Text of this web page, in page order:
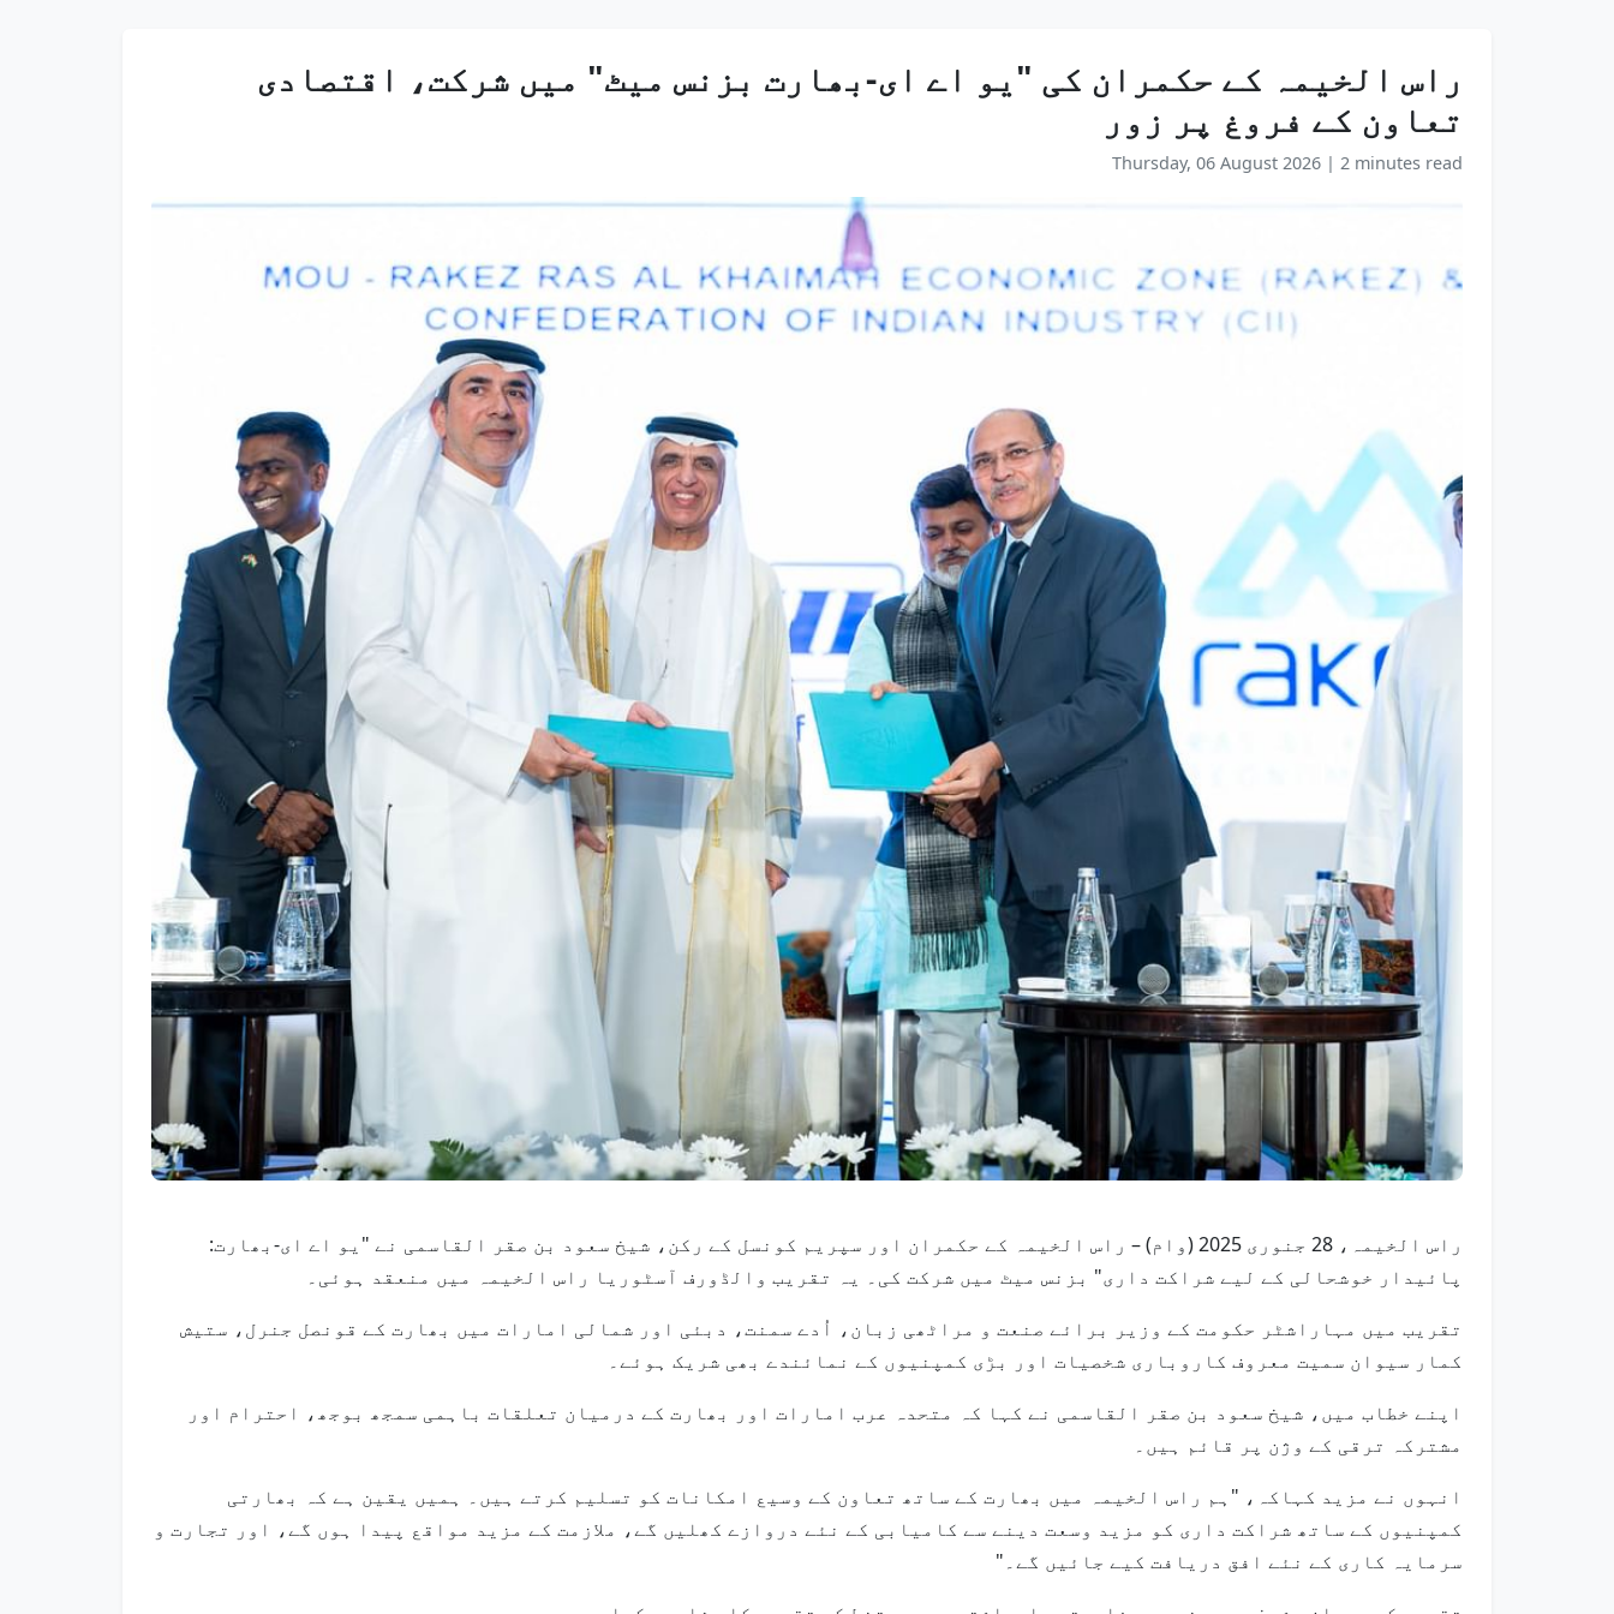
راس الخیمہ کے حکمران کی "یو اے ای-بھارت بزنس میٹ" میں شرکت، اقتصادی
تعاون کے فروغ پر زور
Thursday, 06 August 2026 | 2 minutes read
راس الخیمہ، 28 جنوری 2025 (وام) – راس الخیمہ کے حکمران اور سپریم کونسل کے رکن، شیخ سعود بن صقر القاسمی نے "یو اے ای-بھارت:
پائیدار خوشحالی کے لیے شراکت داری" بزنس میٹ میں شرکت کی۔ یہ تقریب والڈورف آسٹوریا راس الخیمہ میں منعقد ہوئی۔
تقریب میں مہاراشٹر حکومت کے وزیر برائے صنعت و مراٹھی زبان، اُدے سمنت، دبئی اور شمالی امارات میں بھارت کے قونصل جنرل، ستیش
کمار سیوان سمیت معروف کاروباری شخصیات اور بڑی کمپنیوں کے نمائندے بھی شریک ہوئے۔
اپنے خطاب میں، شیخ سعود بن صقر القاسمی نے کہا کہ متحدہ عرب امارات اور بھارت کے درمیان تعلقات باہمی سمجھ بوجھ، احترام اور
مشترکہ ترقی کے وژن پر قائم ہیں۔
انہوں نے مزید کہاکہ، "ہم راس الخیمہ میں بھارت کے ساتھ تعاون کے وسیع امکانات کو تسلیم کرتے ہیں۔ ہمیں یقین ہے کہ بھارتی
کمپنیوں کے ساتھ شراکت داری کو مزید وسعت دینے سے کامیابی کے نئے دروازے کھلیں گے، ملازمت کے مزید مواقع پیدا ہوں گے، اور تجارت و
سرمایہ کاری کے نئے افق دریافت کیے جائیں گے۔"